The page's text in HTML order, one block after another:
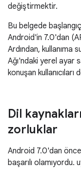
değiştirmektir.
Bu belgede
Android'in 7.0'dan
Ardından, kullanıma
Ağı'ndaki yerel ayar
konuşan
Dil
zorluklar
Android 7.0'dan
başarılı olamıyordu.